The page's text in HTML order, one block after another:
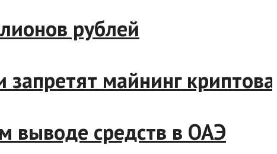
рублей
запретят майнинг
выводе средств в ОАЭ